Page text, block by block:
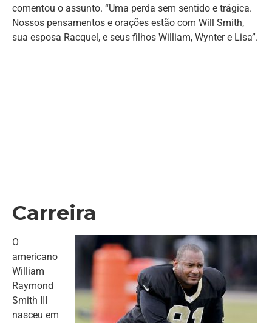
comentou o assunto. “Uma perda sem sentido e trágica.
Nossos pensamentos e orações estão com Will Smith,
sua esposa Racquel, e seus filhos William, Wynter e Lisa”.
Carreira
O
americano
William
Raymond
Smith III
nasceu em